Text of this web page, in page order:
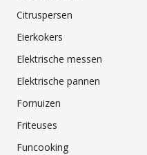
Citruspersen
Eierkokers
Elektrische messen
Elektrische pannen
Fornuizen
Friteuses
Funcooking